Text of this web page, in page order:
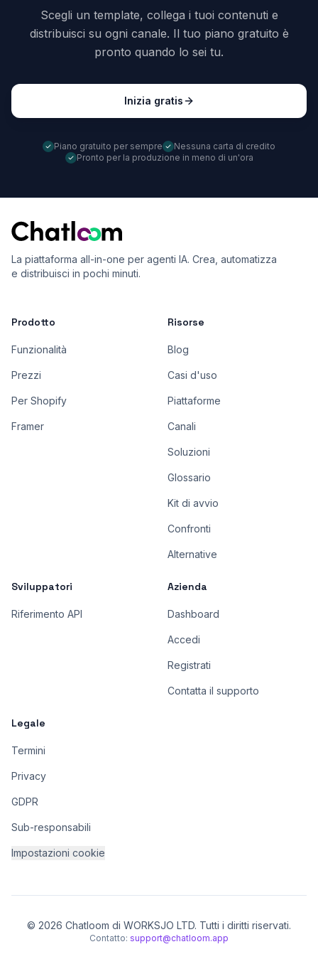
Scegli un template, collega i tuoi contenuti e
distribuisci su ogni canale. Il tuo piano gratuito è
pronto quando lo sei tu.
Inizia gratis
Piano gratuito per sempre
Nessuna carta di credito
Pronto per la produzione in meno di un'ora
La piattaforma all-in-one per agenti IA. Crea, automatizza
e distribuisci in pochi minuti.
Prodotto
Funzionalità
Prezzi
Per Shopify
Framer
Risorse
Blog
Casi d'uso
Piattaforme
Canali
Soluzioni
Glossario
Kit di avvio
Confronti
Alternative
Sviluppatori
Riferimento API
Azienda
Dashboard
Accedi
Registrati
Contatta il supporto
Legale
Termini
Privacy
GDPR
Sub-responsabili
Impostazioni cookie
© 2026 Chatloom di WORKSJO LTD. Tutti i diritti riservati.
Contatto: support@chatloom.app